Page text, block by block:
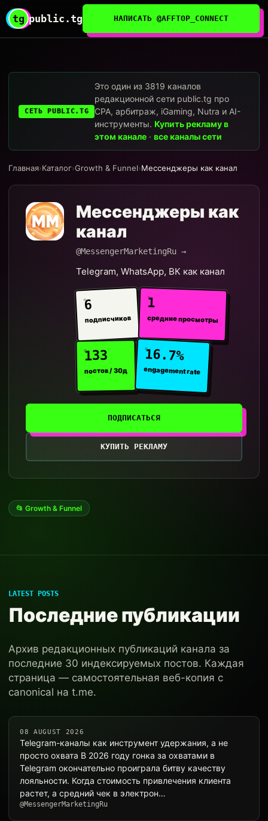
tg public.tg НАПИСАТЬ @AFFTOP_CONNECT
СЕТЬ PUBLIC.TG
Это один из 3819 каналов
редакционной сети public.tg про
CPA, арбитраж, iGaming, Nutra и AI-
инструменты.Купить рекламу в
этом канале ·все каналы сети
Главная›Каталог›Growth & Funnel›Мессенджеры как канал
Мессенджеры как
канал
@MessengerMarketingRu →
Telegram, WhatsApp, ВК как канал
6
подписчиков
1
средние просмотры
133
постов / 30д
16.7%
engagement rate
ПОДПИСАТЬСЯ
КУПИТЬ РЕКЛАМУ
📂 Growth & Funnel
LATEST POSTS
Последние публикации
Архив редакционных публикаций канала за
последние 30 индексируемых постов. Каждая
страница — самостоятельная веб-копия с
canonical на t.me.
08 AUGUST 2026
Telegram-каналы как инструмент удержания, а не
просто охвата В 2026 году гонка за охватами в
Telegram окончательно проиграла битву качеству
лояльности. Когда стоимость привлечения клиента
растет, а средний чек в электрон…
@MessengerMarketingRu